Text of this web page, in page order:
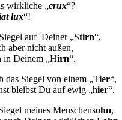
wirkliche „crux“?
lux“!
auf Deiner „Stirn“,
aber nicht außen,
in Deinem „Hirn“.
das Siegel von einem „Tier“,
bleibst Du auf ewig „hier“.
meines Menschensohn,